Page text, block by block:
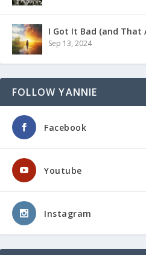
I Got It Bad (and That
Sep 13, 2024
FOLLOW YANNIE
Facebook
Youtube
Instagram